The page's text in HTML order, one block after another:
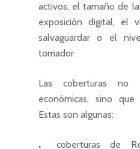
activos, el tamaño de
exposición digital, el
salvaguardar o el
tomador.
Las coberturas
económicas, sino
Estas son algunas:
coberturas de